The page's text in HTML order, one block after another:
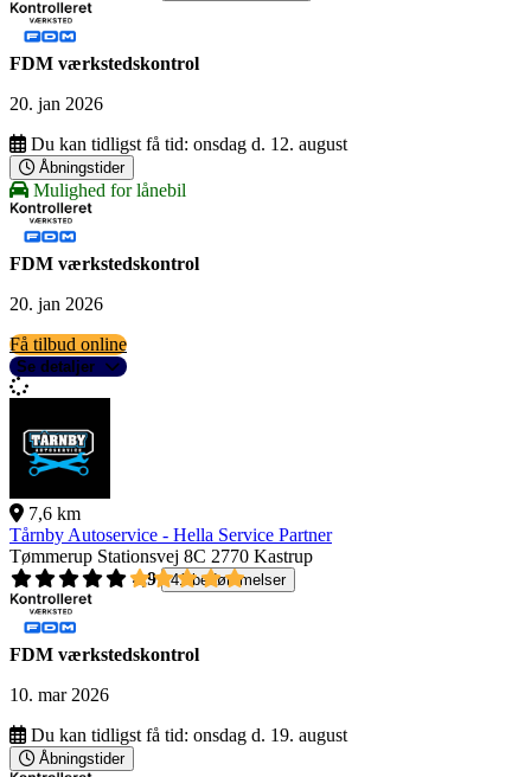
FDM værkstedskontrol
20. jan 2026
Du kan tidligst få tid: onsdag d. 12. august
Åbningstider
Mulighed for lånebil
FDM værkstedskontrol
20. jan 2026
Få tilbud online
Se detaljer
7,6 km
Tårnby Autoservice - Hella Service Partner
Tømmerup Stationsvej 8C 2770 Kastrup
4,9
41 bedømmelser
FDM værkstedskontrol
10. mar 2026
Du kan tidligst få tid: onsdag d. 19. august
Åbningstider